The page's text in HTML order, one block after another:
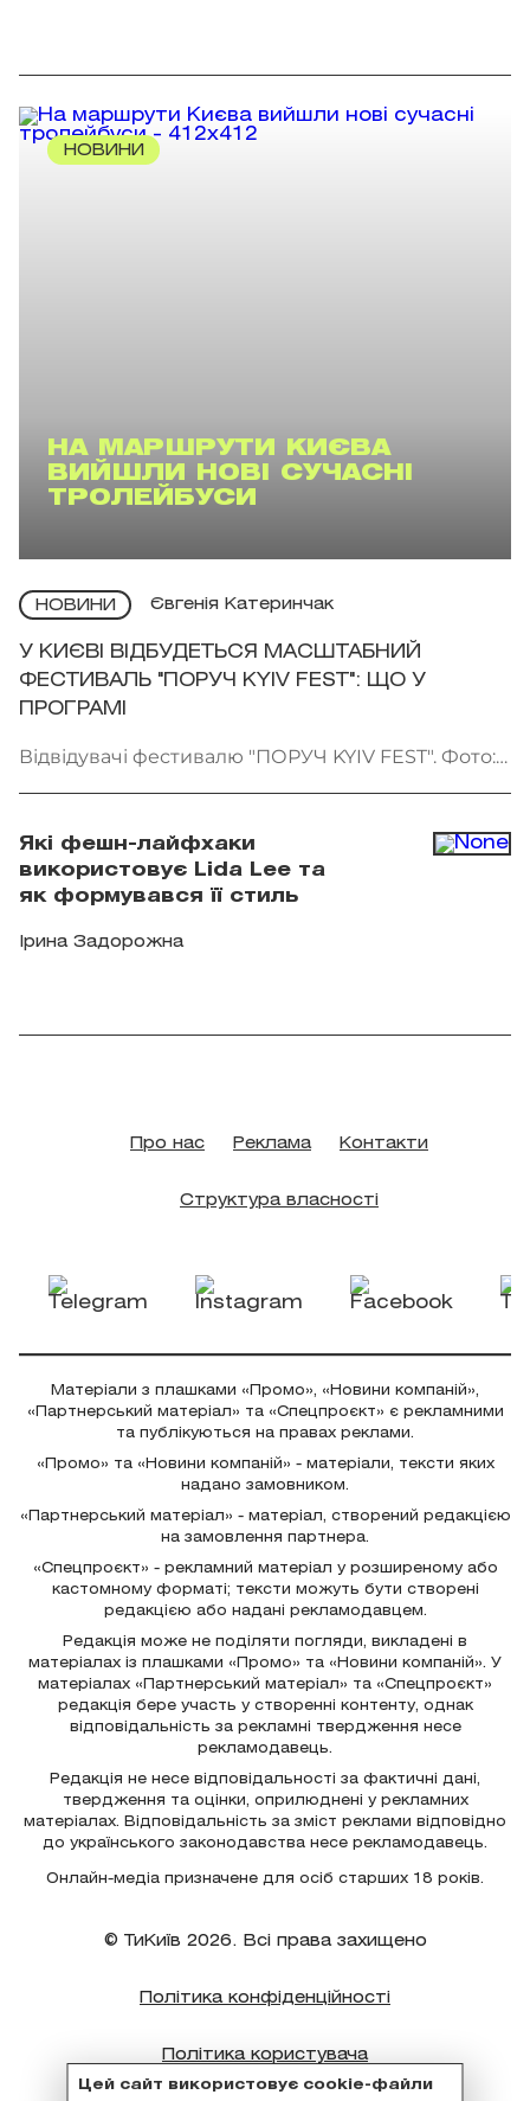
НОВИНИ
НА МАРШРУТИ КИЄВА
ВИЙШЛИ НОВІ СУЧАСНІ
ТРОЛЕЙБУСИ
НОВИНИ Євгенія Катеринчак
У КИЄВІ ВІДБУДЕТЬСЯ МАСШТАБНИЙ
ФЕСТИВАЛЬ "ПОРУЧ KYIV FEST": ЩО У
ПРОГРАМІ
Відвідувачі фестивалю "ПОРУЧ KYIV FEST". Фото:
Які фешн-лайфхаки
використовує Lida Lee та
як формувався її стиль
Ірина Задорожна
Цей сайт використовує cookie-файли
Про нас Реклама Контакти
Структура власності
Матеріали з плашками «Промо», «Новини компаній»,
«Партнерський матеріал» та «Спецпроєкт» є рекламними
та публікуються на правах реклами.
«Промо» та «Новини компаній» - матеріали, тексти яких
надано замовником.
«Партнерський матеріал» - матеріал, створений редакцією
на замовлення партнера.
«Спецпроєкт» - рекламний матеріал у розширеному або
кастомному форматі; тексти можуть бути створені
редакцією або надані рекламодавцем.
Редакція може не поділяти погляди, викладені в
матеріалах із плашками «Промо» та «Новини компаній». У
матеріалах «Партнерський матеріал» та «Спецпроєкт»
редакція бере участь у створенні контенту, однак
відповідальність за рекламні твердження несе
рекламодавець.
Редакція не несе відповідальності за фактичні дані,
твердження та оцінки, оприлюднені у рекламних
матеріалах. Відповідальність за зміст реклами відповідно
до українського законодавства несе рекламодавець.
Онлайн-медіа призначене для осіб старших 18 років.
© ТиКиїв 2026. Всі права захищено
Політика конфіденційності
Політика користувача